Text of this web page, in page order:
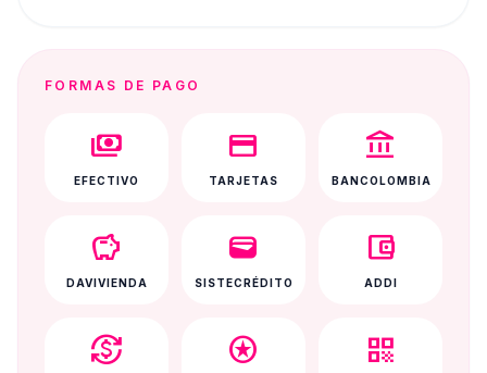
FORMAS DE PAGO
payments
EFECTIVO
credit_card
TARJETAS
account_balance
BANCOLOMBIA
savings
DAVIVIENDA
wallet
SISTECRÉDITO
account_balance_wallet
ADDI
currency_exchange stars qr_code